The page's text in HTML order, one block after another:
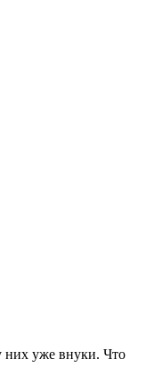
них уже внуки. Что